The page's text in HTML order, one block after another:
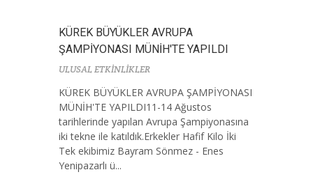
KÜREK BÜYÜKLER AVRUPA
ŞAMPİYONASI MÜNİH'TE YAPILDI
ULUSAL ETKİNLİKLER
KÜREK BÜYÜKLER AVRUPA ŞAMPİYONASI
MÜNİH'TE YAPILDI11-14 Ağustos
tarihlerinde yapılan Avrupa Şampiyonasına
iki tekne ile katıldık.Erkekler Hafif Kilo İki
Tek ekibimiz Bayram Sönmez - Enes
Yenipazarlı ü...